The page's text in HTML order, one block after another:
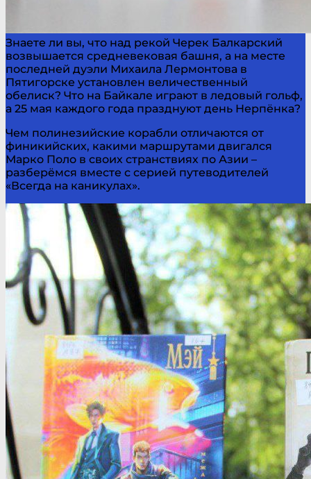
Знаете ли вы, что над рекой Черек Балкарский
возвышается средневековая башня, а на месте
последней дуэли Михаила Лермонтова в
Пятигорске установлен величественный
обелиск? Что на Байкале играют в ледовый гольф,
а 25 мая каждого года празднуют день Нерпёнка?
Чем полинезийские корабли отличаются от
финикийских, какими маршрутами двигался
Марко Поло в своих странствиях по Азии –
разберёмся вместе с серией путеводителей
«Всегда на каникулах».